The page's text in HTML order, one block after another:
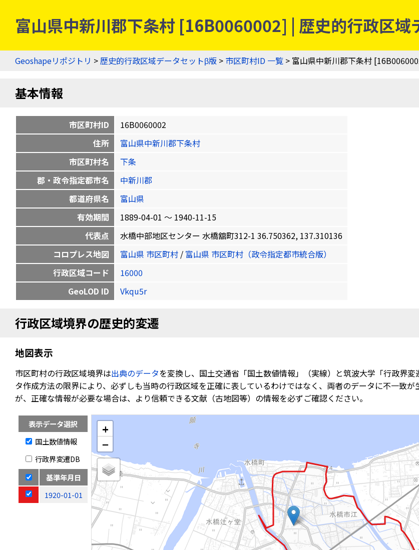
富山県中新川郡下条村 [16B0060002] | 歴史的行政区域
Geoshapeリポジトリ >歴史的行政区域データセットβ版 > 市区町村ID 一覧 > 富山県中新川郡下条村
基本情報
市区町村ID
16B0060002
住所
富山県中新川郡下条村
市区町村名
下条
郡・政令指定都市名
中新川郡
都道府県名
富山県
有効期間
1889-04-01 〜 1940-11-15
代表点
水橋中部地区センター 水橋舘町312-1 36.750362, 137.310136
コロプレス地図
富山県 市区町村 / 富山県 市区町村（政令指定都市統合版）
行政区域コード
16000
GeoLOD ID
Vkqu5r
行政区域境界の歴史的変遷
地図表示
市区町村の行政区域境界は出典のデータを変換し、国土交通省「国土数値情報」（実線）と筑波大学「行政界
タ作成方法の限界により、必ずしも当時の行政区域を正確に表しているわけではなく、両者のデータに不一致
が、正確な情報が必要な場合は、より信頼できる文献（古地図等）の情報を必ずご確認ください。
表示データ選択
国土数値情報
行政界変遷DB
基準年月日
1920-01-01
+
−